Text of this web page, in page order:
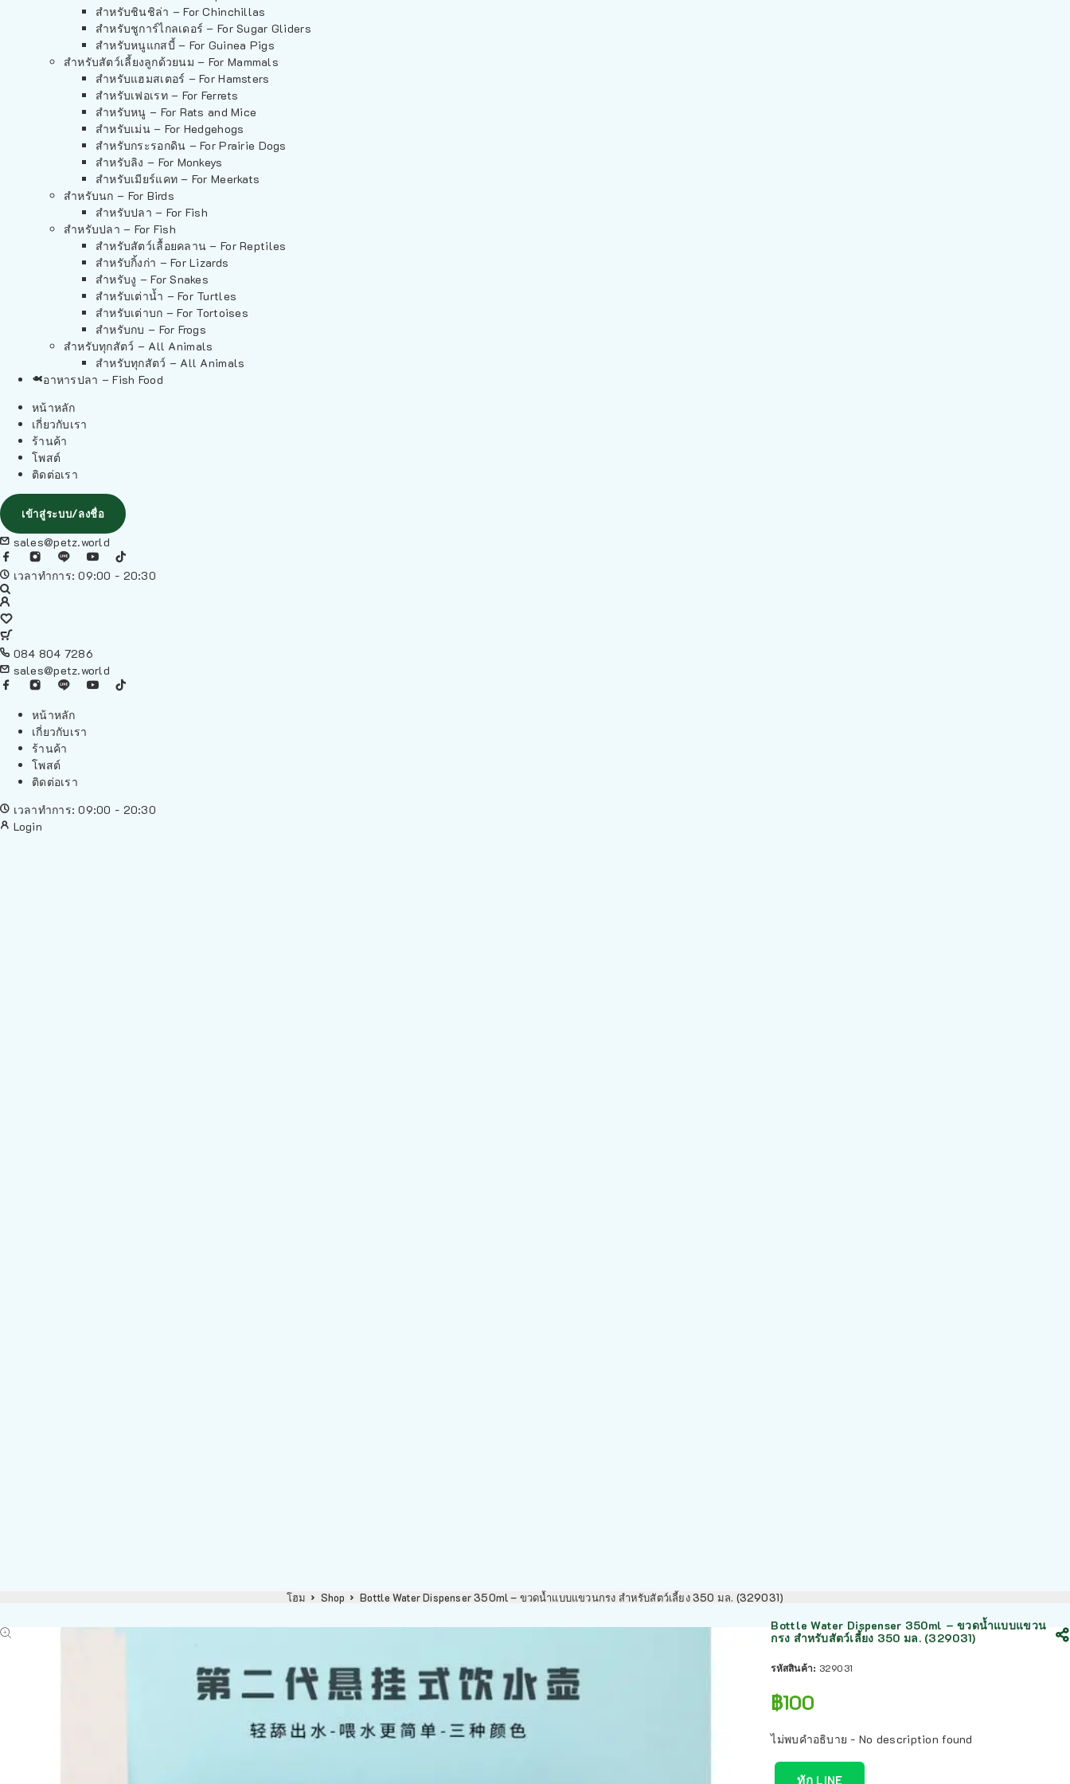
สำหรับชินชิล่า – For Chinchillas
สำหรับชูการ์ไกลเดอร์ – For Sugar Gliders
สำหรับหนูแกสบี้ – For Guinea Pigs
สำหรับสัตว์เลี้ยงลูกด้วยนม – For Mammals
สำหรับแฮมสเตอร์ – For Hamsters
สำหรับเฟอเรท – For Ferrets
สำหรับหนู – For Rats and Mice
สำหรับเม่น – For Hedgehogs
สำหรับกระรอกดิน – For Prairie Dogs
สำหรับลิง – For Monkeys
สำหรับเมียร์แคท – For Meerkats
สำหรับนก – For Birds
สำหรับปลา – For Fish
สำหรับปลา – For Fish
สำหรับสัตว์เลื้อยคลาน – For Reptiles
สำหรับกิ้งก่า – For Lizards
สำหรับงู – For Snakes
สำหรับเต่าน้ำ – For Turtles
สำหรับเต่าบก – For Tortoises
สำหรับกบ – For Frogs
สำหรับทุกสัตว์ – All Animals
สำหรับทุกสัตว์ – All Animals
อาหารปลา – Fish Food
หน้าหลัก
เกี่ยวกับเรา
ร้านค้า
โพสต์
ติดต่อเรา
เข้าสู่ระบบ/ลงชื่อ
sales@petz.world
เวลาทำการ: 09:00 - 20:30
084 804 7286
sales@petz.world
หน้าหลัก
เกี่ยวกับเรา
ร้านค้า
โพสต์
ติดต่อเรา
เวลาทำการ: 09:00 - 20:30
Login
โฮม Shop Bottle Water Dispenser 350ml – ขวดน้ำแบบแขวนกรง สำหรับสัตว์เลี้ยง 350 มล. (329031)
Bottle Water Dispenser 350ml – ขวดน้ำแบบแขวน
กรง สำหรับสัตว์เลี้ยง 350 มล. (329031)
รหัสสินค้า: 329031
฿100
ไม่พบคำอธิบาย - No description found
ทัก LINE